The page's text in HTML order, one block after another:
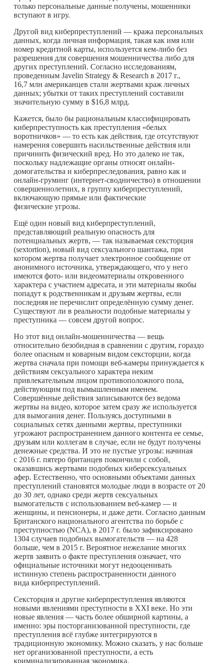
только персональные данные получены, мошенники
вступают в игру.
Другой вид киберпреступлений — кража персональных
данных, когда личная информация, такая как имя или
номер кредитной карты, используется кем-либо без
разрешения для совершения мошенничества либо для
других преступлений. Согласно исследованиям,
проведенным Javelin Strategy & Research в 2017 г.,
16,7 млн американцев стали жертвами краж личных
данных; убытки от таких преступлений составили
значительную сумму в $16,8 млрд.
Кажется, было бы рациональным классифицировать
киберпреступность как преступления «белых
воротничков» — то есть как действия, где отсутствуют
намерения совершить насильственные действия или
причинить физический вред. Но это далеко не так,
поскольку надлежащие органы относят онлайн-
домогательства и киберпреследования, равно как и
онлайн-груминг (интернет-сводничество) в отношении
совершеннолетних, в группу киберпреступлений,
включающую прямые или фактические
физические угрозы.
Ещё один новый вид киберпреступлений,
представляющий реальную опасность для
потенциальных жертв, — так называемая сексторция
(sextortion), новый вид сексуального шантажа, при
котором жертва получает электронное сообщение от
анонимного источника, утверждающего, что у него
имеются фото- или видеоматериалы откровенного
характера с участием адресата, и эти материалы якобы
попадут к родственникам и друзьям жертвы, если
последняя не перечислит определённую сумму денег.
Существуют ли в реальности подобные материалы у
преступника — совсем другой вопрос.
Но этот вид онлайн-мошенничества — вещь
относительно безобидная в сравнении с другим, гораздо
более опасным и коварным видом сексторции, когда
жертва сначала при помощи веб-камеры принуждается к
действиям сексуального характера неким
привлекательным лицом противоположного пола,
действующим под вымышленным именем.
Совершённые действия записываются без ведома
жертвы на видео, которое затем сразу же используется
для вымогания денег. Пользуясь доступными в
социальных сетях данными жертвы, преступники
угрожают распространением данного контента ее семье,
друзьям или коллегам в случае, если не будут получены
денежные средства. И это не пустые угрозы: начиная
с 2016 г. пятеро британцев покончили с собой,
оказавшись жертвами подобных киберсексуальных
афер. Естественно, что основными объектами данных
преступлений становятся молодые люди в возрасте от 20
до 30 лет, однако среди жертв сексуальных
вымогательств с использованием веб-камер — и
женщины, и пенсионеры, и даже дети. Согласно данным
Британского национального агентства по борьбе с
преступностью (NCA), в 2017 г. было зафиксировано
1304 случаев подобных вымогательств — на 428
больше, чем в 2015 г. Вероятное нежелание многих
жертв заявить о факте преступления означает, что
официальные источники могут недооценивать
истинную степень распространенности данного
вида киберпреступлений.
Сексторция и другие киберпреступления являются
новыми явлениями преступности в XXI веке. Но эти
новые явления — часть более обширной картины, а
именно: эры посторганизованной преступности, где
преступления всё глубже интегрируются в
традиционную экономику. Можно сказать, у нас больше
нет организованной преступности, а есть
криминализированная экономика.